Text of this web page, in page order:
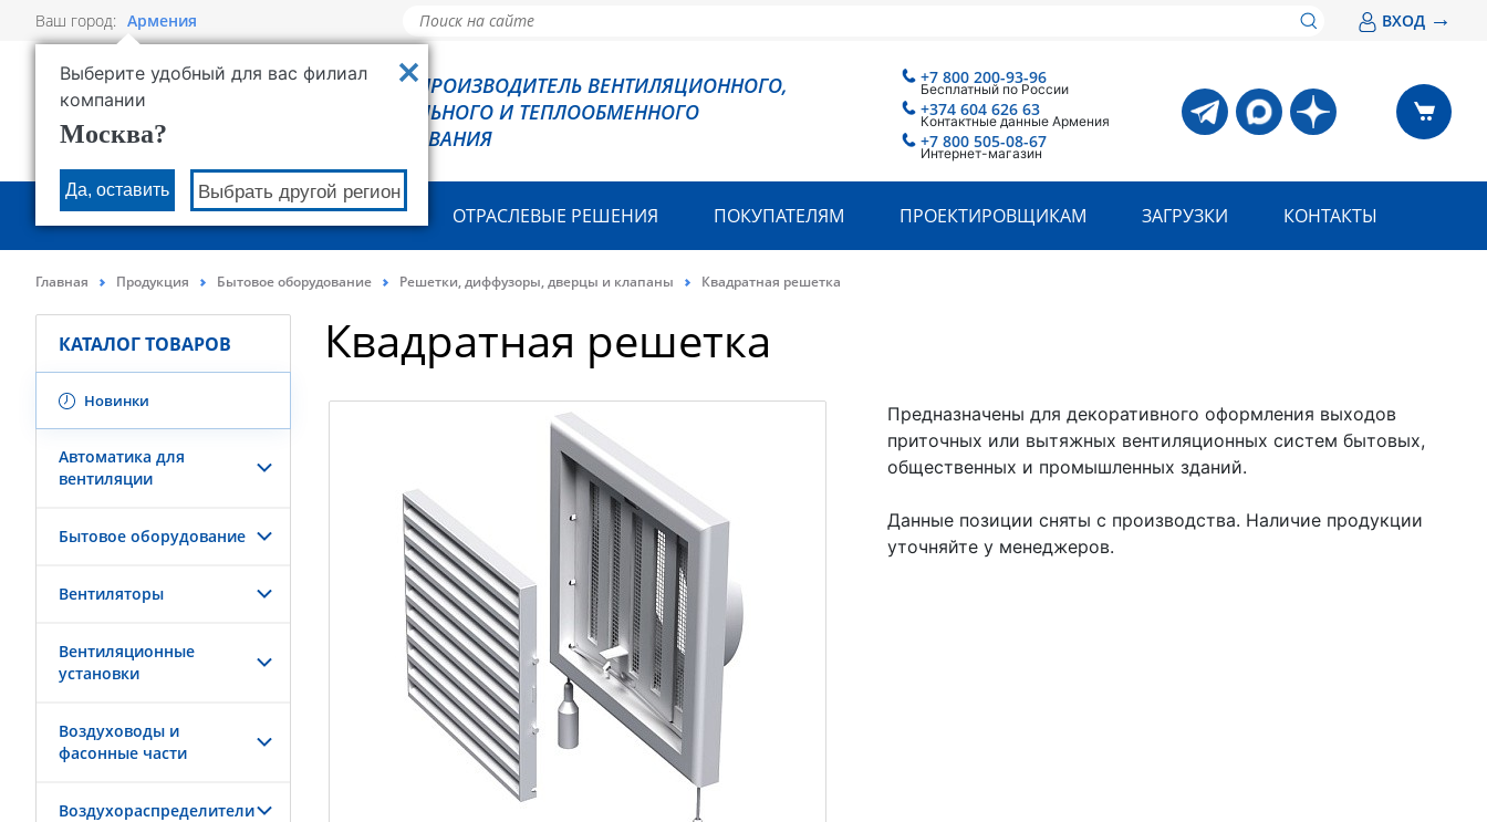
Ваш город: Армения
Выберите удобный для вас филиал
компании
Москва?
Да, оставить Выбрать другой регион
ВХОД →
РОВЕН - ПРОИЗВОДИТЕЛЬ ВЕНТИЛЯЦИОННОГО,
ХОЛОДИЛЬНОГО И ТЕПЛООБМЕННОГО
ОБОРУДОВАНИЯ
+7 800 200-93-96
Бесплатный по России
+7 800 505-08-67
Интернет-магазин
+374 604 626 63
Контактные данные Армения
О КОМПАНИИ ПРОДУКЦИЯ ОТРАСЛЕВЫЕ РЕШЕНИЯ ПОКУПАТЕЛЯМ ПРОЕКТИРОВЩИКАМ ЗАГРУЗКИ КОНТАКТЫ
Главная Продукция Бытовое оборудование Решетки, диффузоры, дверцы и клапаны Квадратная решетка
КАТАЛОГ ТОВАРОВ
Новинки
Автоматика для
вентиляции
Бытовое оборудование
Вентиляторы
Вентиляционные
установки
Воздуховоды и
фасонные части
Воздухораспределители
Квадратная решетка
Предназначены для декоративного оформления выходов
приточных или вытяжных вентиляционных систем бытовых,
общественных и промышленных зданий.
Данные позиции сняты с производства. Наличие продукции
уточняйте у менеджеров.